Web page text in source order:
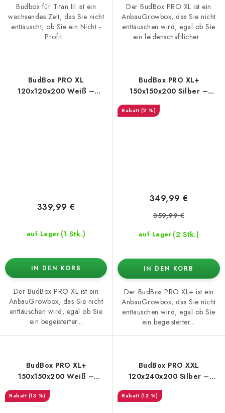
Budbox für Titan III ist ein
wachsendes Zelt, das Sie nicht
enttäuscht, ob Sie ein Nicht -
Profit...
Der BudBox PRO XL ist ein
AnbauGrowbox, das Sie nicht
enttäuschen wird, egal ob Sie
ein leidenschaftlicher...
BudBox PRO XL
120x120x200 Weiß –
auf Lager (1 Stk.)
339,99 €
IN DEN KORB
Der BudBox PRO XL ist ein
AnbauGrowbox, das Sie nicht
enttäuschen wird, egal ob Sie
ein begeisterter...
BudBox PRO XL+
150x150x200 Silber –
Growbox
(2 %)
auf Lager (2 Stk.)
349,99 €
359,99 €
IN DEN KORB
Der BudBox PRO XL+ ist ein
AnbauGrowbox, das Sie nicht
enttäuschen wird, egal ob Sie
ein begeisterter...
BudBox PRO XL+
150x150x200 Weiß –
(13 %)
BudBox PRO XXL
120x240x200 Silber –
(12 %)